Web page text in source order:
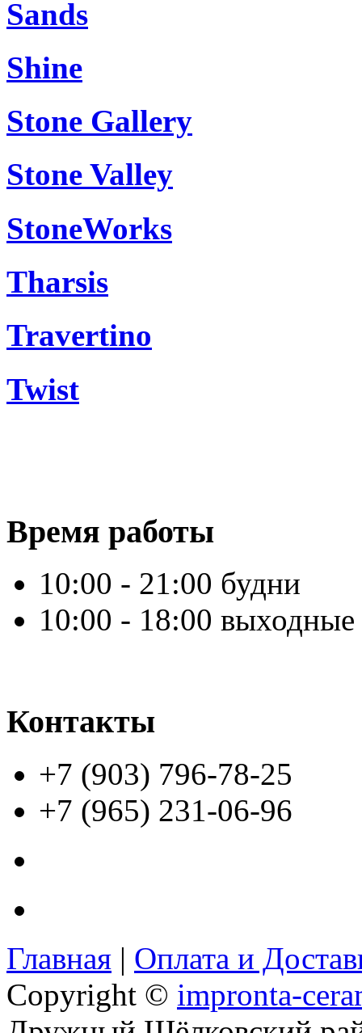
Sands
Shine
Stone Gallery
Stone Valley
StoneWorks
Tharsis
Travertino
Twist
Время работы
10:00 - 21:00 будни
10:00 - 18:00 выходные
Контакты
+7 (903) 796-78-25
+7 (965) 231-06-96
Главная | Оплата и
Copyright © impronta-